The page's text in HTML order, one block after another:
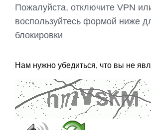
Пожалуйста, отключите VPN
воспользуйтесь формой ниже
блокировки
Нам нужно убедиться, что вы не